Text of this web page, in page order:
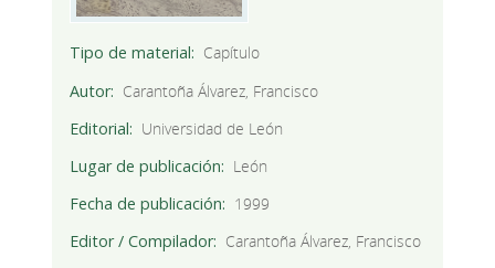
Tipo de material
Capítulo
Autor
Carantoña Álvarez, Francisco
Editorial
Universidad de León
Lugar de publicación
León
Fecha de publicación
1999
Editor / Compilador
Carantoña Álvarez, Francisco